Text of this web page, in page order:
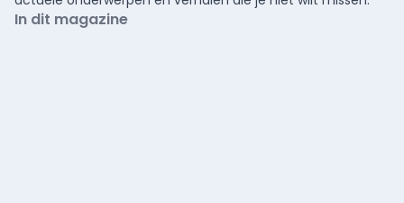
In dit magazine